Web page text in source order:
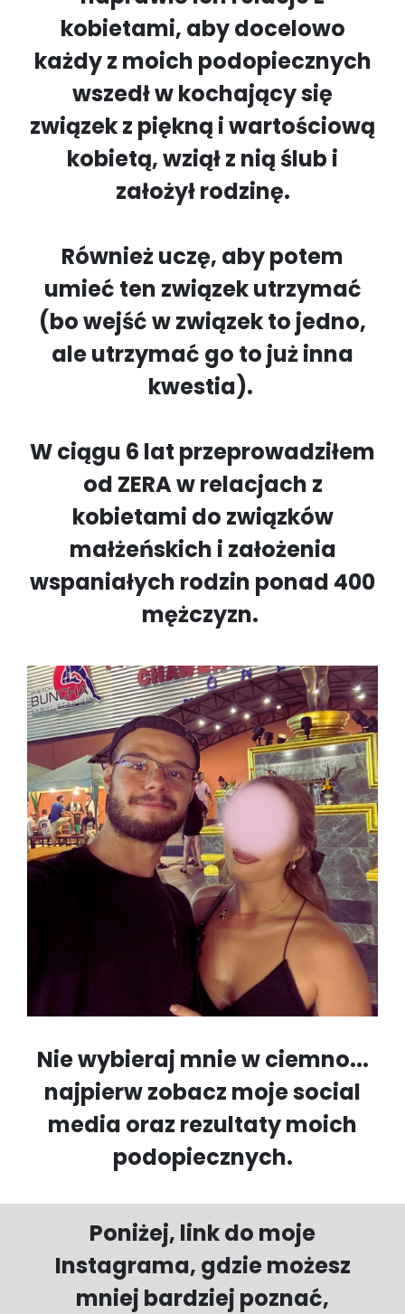
kobietami, aby docelowo
każdy z moich podopiecznych
wszedł w kochający się
związek z piękną i wartościową
kobietą, wziął z nią ślub i
założył rodzinę.
Również uczę, aby potem
umieć ten związek utrzymać
(bo wejść w związek to jedno,
ale utrzymać go to już inna
kwestia).
W ciągu 6 lat przeprowadziłem
od ZERA w relacjach z
kobietami do związków
małżeńskich i założenia
wspaniałych rodzin ponad 400
mężczyzn.
Nie wybieraj mnie w ciemno...
najpierw zobacz moje social
media oraz rezultaty moich
podopiecznych.
Poniżej, link do moje
Instagrama, gdzie możesz
mniej bardziej poznać,